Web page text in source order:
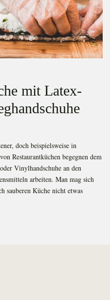
mit Latex-
doch beispielsweise in
Restaurantküchen begegnen dem
Vinylhandschuhe an den
arbeiten. Man mag sich
sauberen Küche nicht etwas